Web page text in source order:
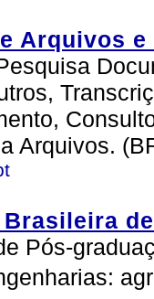
Arquivos e
Arquivos.
Pós-